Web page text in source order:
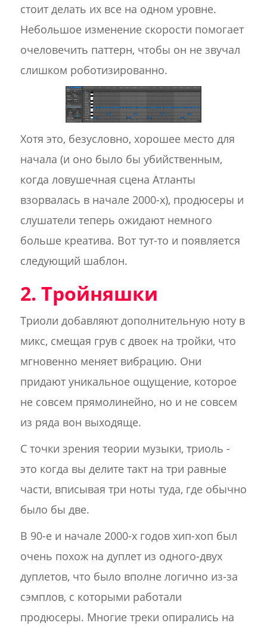
стоит делать их все на одном уровне.
Небольшое изменение скорости помогает
очеловечить паттерн, чтобы он не звучал
слишком роботизированно.
Хотя это, безусловно, хорошее место для
начала (и оно было бы убийственным,
когда ловушечная сцена Атланты
взорвалась в начале 2000-х), продюсеры и
слушатели теперь ожидают немного
больше креатива. Вот тут-то и появляется
следующий шаблон.
2. Тройняшки
Триоли добавляют дополнительную ноту в
микс, смещая грув с двоек на тройки, что
мгновенно меняет вибрацию. Они
придают уникальное ощущение, которое
не совсем прямолинейно, но и не совсем
из ряда вон выходяще.
С точки зрения теории музыки, триоль -
это когда вы делите такт на три равные
части, вписывая три ноты туда, где обычно
было бы две.
В 90-е и начале 2000-х годов хип-хоп был
очень похож на дуплет из одного-двух
дуплетов, что было вполне логично из-за
сэмплов, с которыми работали
продюсеры. Многие треки опирались на